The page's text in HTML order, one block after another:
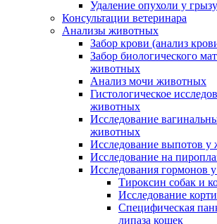
Удаление опухоли у
Консультации ветеринара
Анализы животных
Забор крови (анализ
Забор биологического
животных
Анализ мочи животных
Гистологическое
животных
Исследование
животных
Исследование выпотов
Исследование на
Исследования гормонов
Тироксин собак и
Исследование
Специфическая
липаза кошек